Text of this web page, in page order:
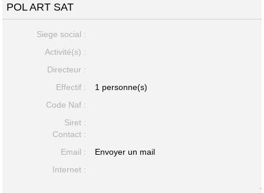
POL ART SAT
Siege social :
Activité(s) :
Directeur :
Effectif :
1 personne(s)
Code Naf :
Siret :
Contact :
Email :
Envoyer un mail
Internet :
-